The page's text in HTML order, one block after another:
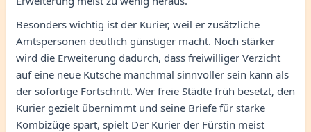
Besonders wichtig ist der Kurier, weil er zusätzliche
Amtspersonen deutlich günstiger macht. Noch stärker
wird die Erweiterung dadurch, dass freiwilliger Verzicht
auf eine neue Kutsche manchmal sinnvoller sein kann als
der sofortige Fortschritt. Wer freie Städte früh besetzt, den
Kurier gezielt übernimmt und seine Briefe für starke
Kombizüge spart, spielt Der Kurier der Fürstin meist